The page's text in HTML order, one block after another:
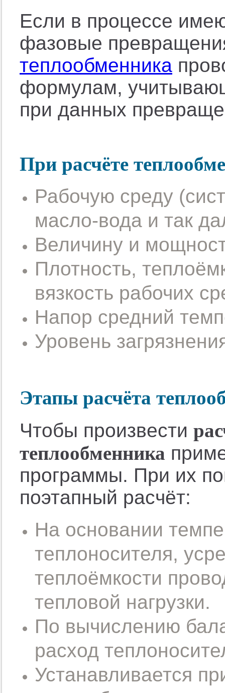
Если в процессе
фазовые
теплообменника
формулам,
при данных
При расчёте
Рабочую среду (
масло-вода и так
Величину и
Плотность,
вязкость рабочих
Напор средний
Уровень
Этапы расчёта
Чтобы произвести
теплообменника
программы. При их
поэтапный расчёт:
На основании
теплоносителя,
теплоёмкости
тепловой нагрузки.
По вычислению
расход
Устанавливается